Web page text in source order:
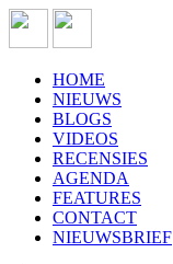
HOME
NIEUWS
BLOGS
VIDEOS
RECENSIES
AGENDA
FEATURES
CONTACT
NIEUWSBRIEF